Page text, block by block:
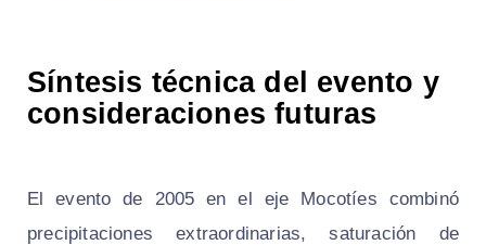
Síntesis técnica del evento y
consideraciones futuras
El evento de 2005 en el eje Mocotíes combinó
precipitaciones extraordinarias, saturación de